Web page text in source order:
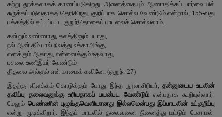
சற்று தூக்கலாகக் காணப்படுகிறது. அனைத்தையும் ஆணாதிக்கப் பார்வையில்
சுருக்கப்படுவதாகத் தெரிகிறது. குறிப்பாக சொல்ல வேண்டும் என்றால், 155-வது
பக்கத்தில் சுட்டப்பட்ட குறுந்தொகைப் பாடலைச் சொல்லலாம்.
கன்றும் உண்ணாது, கலத்தினும் படாது,
நல் ஆன் தீம் பால் நிலத்து உக்காஅங்கு,
எனக்கும் ஆகாது, என்னைக்கும் உதவாது,
பசலை உணீஇயர் வேண்டும்-
திதலை அல்குல் என் மாமைக் கவினே. (குறுந்.-27)
இதற்கு விளக்கம் கொடுக்கும் போது இந்த நூலாசிரியர்,தன்னுடைய உடலின்
தவிப்பு தலைவனுக்கு உரியதாகப் பயன்பட வேண்டும் என்பதாக கூறியுள்ளார்.
மேலும் பெண்ணின் புழுங்குவெளியானது இல்லமென்பது இப்பாடலின் உட்குறிப்பு
என்று முடிக்கிறார். இந்தப் பாடலில் தலைவனை நினைத்து மட்டும் பேசாமல்